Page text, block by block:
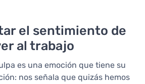
el sentimiento de
al trabajo
es una emoción que tiene su
nos señala que quizás hemos